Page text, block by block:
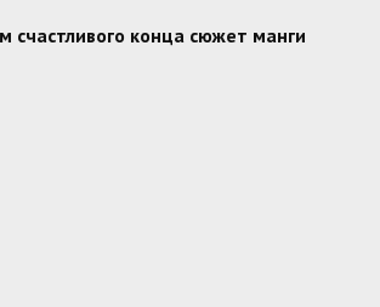
счастливого конца сюжет манги